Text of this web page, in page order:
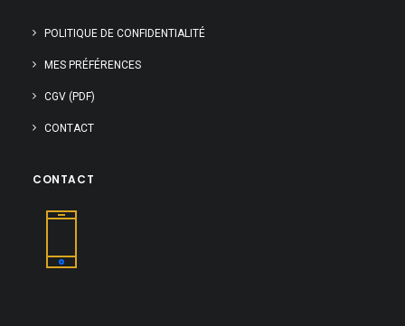
POLITIQUE DE CONFIDENTIALITÉ
MES PRÉFÉRENCES
CGV (PDF)
CONTACT
CONTACT